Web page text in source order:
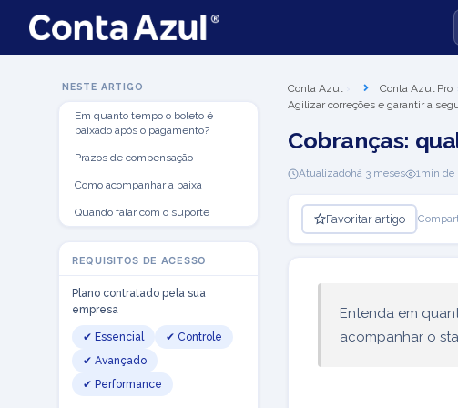
NESTE ARTIGO
Em quanto tempo o boleto é
baixado após o pagamento?
Prazos de compensação
Como acompanhar a baixa
Quando falar com o suporte
REQUISITOS DE ACESSO
Plano contratado pela sua
empresa
✔ Essencial
✔ Controle
✔ Avançado
✔ Performance
Conta Azul Conta Azul Pro
Agilizar correções e garantir a
Cobranças:
Atualizadohá 3 meses 1min de
Favoritar artigo
Entenda em
acompanhar o